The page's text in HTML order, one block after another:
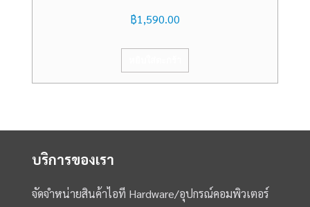
฿1,590.00
บริการของเรา
จัดจำหน่ายสินค้าไอที Hardware/อุปกรณ์คอมพิวเตอร์